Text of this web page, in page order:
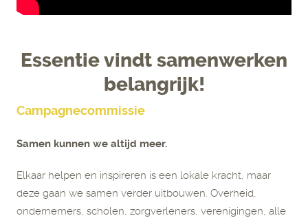
Essentie vindt samenwerken
belangrijk!
Campagnecommissie
Samen kunnen we altijd meer.
Elkaar helpen en inspireren is een lokale kracht, maar
deze gaan we samen verder uitbouwen. Overheid,
ondernemers, scholen, zorgverleners, verenigingen, alle